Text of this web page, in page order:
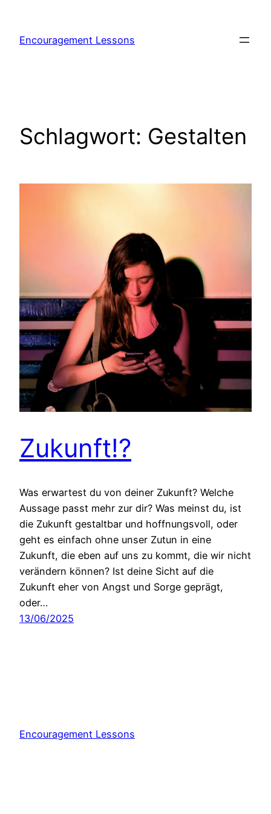
Encouragement Lessons
Schlagwort: Gestalten
Zukunft!?
Was erwartest du von deiner Zukunft? Welche
Aussage passt mehr zur dir? Was meinst du, ist
die Zukunft gestaltbar und hoffnungsvoll, oder
geht es einfach ohne unser Zutun in eine
Zukunft, die eben auf uns zu kommt, die wir nicht
verändern können? Ist deine Sicht auf die
Zukunft eher von Angst und Sorge geprägt,
oder…
13/06/2025
Encouragement Lessons